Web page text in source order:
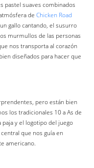
pastel suaves combinados
de Chicken Road
gallo cantando, el susurro
murmullos de las personas
nos transporta al corazón
diseñados para hacer que
pero están bien
los tradicionales 10 a As de
y el logotipo del juego
que nos guía en
americano.